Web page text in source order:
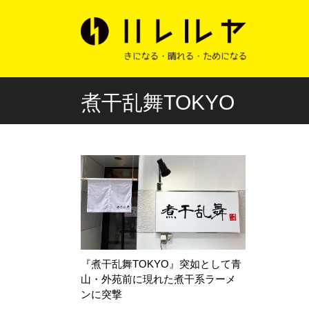
煮干乱舞TOKYO
『煮干乱舞TOKYO』突如として青
山・外苑前に現れた煮干系ラーメ
ンに突撃